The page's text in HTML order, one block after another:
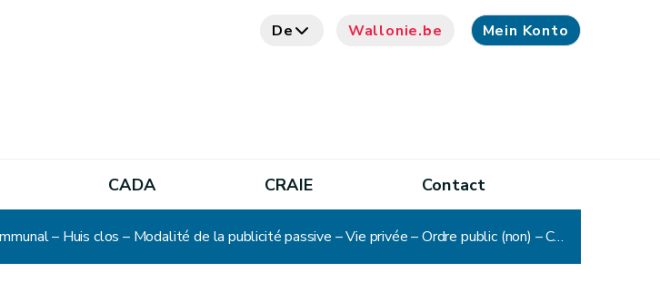
De Wallonie.be Mein Konto
CADA CRAIE Contact
CADA - Décision n° 343 : Commune – Délibérations du Conseil communal – Huis clos – Modalité de la publicité passive – Vie privée – Ordre public (non) – Communication